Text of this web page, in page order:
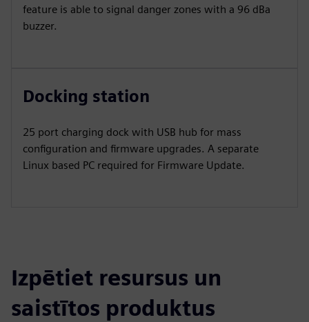
feature is able to signal danger zones with a 96 dBa
buzzer.
Docking station
25 port charging dock with USB hub for mass
configuration and firmware upgrades. A separate
Linux based PC required for Firmware Update.
Izpētiet resursus un
saistītos produktus